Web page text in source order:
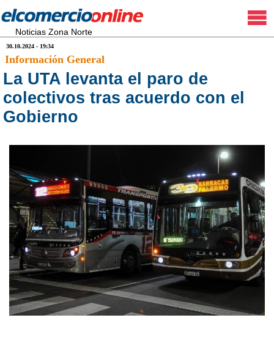
Noticias Zona Norte
30.10.2024 - 19:34
Información General
La UTA levanta el paro de
colectivos tras acuerdo con el
Gobierno